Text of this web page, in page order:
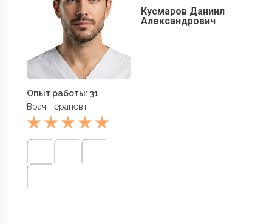
Кусмаров Даниил
Александрович
Опыт работы: 31
Врач-терапевт